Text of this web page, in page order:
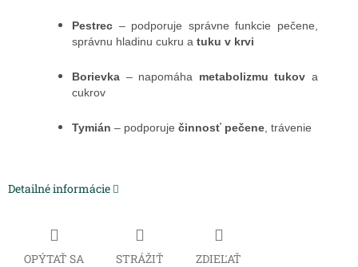
Pestrec – podporuje správne funkcie pečene,
správnu hladinu cukru a tuku v krvi
Borievka – napomáha metabolizmu tukov a
cukrov
Tymián – podporuje činnosť pečene, trávenie
Detailné informácie
OPÝTAŤ SA STRÁŽIŤ ZDIEĽAŤ